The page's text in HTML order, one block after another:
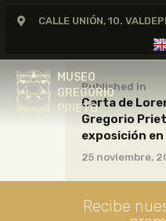
CALLE UNIÓN, 10.
MUSEO
GREGORIO
PRIETO
GREGORIO
MUSEO
ARCHIVO
CERTAMEN
Published in
Carta de
Gregorio
exposición en
25 noviembre,
Recibe